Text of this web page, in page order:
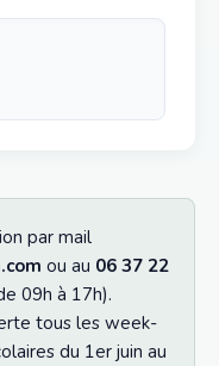
par mail
ou au 06 37 22
09h à 17h).
tous les week-
du 1er juin au